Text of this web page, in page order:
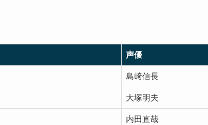
声優
島﨑信長
大塚明夫
内田直哉